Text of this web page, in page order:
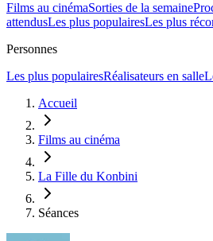
Films au cinémaSorties de la semaine
attendusLes plus populairesLes plus
Personnes
Les plus populairesRéalisateurs en salle
Accueil
Films au cinéma
La Fille du Konbini
Séances